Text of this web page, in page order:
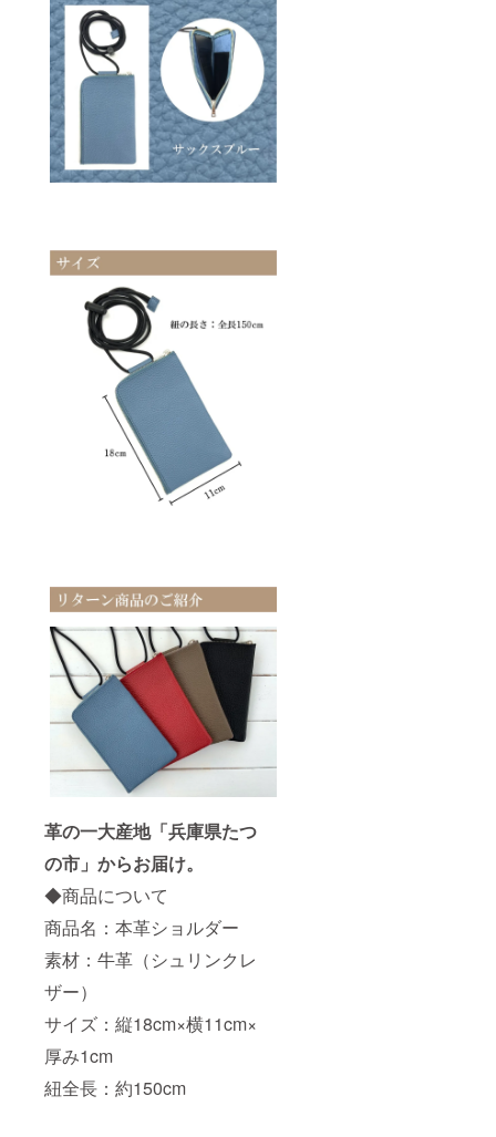
革の一大産地「兵庫県たつ
の市」からお届け。
◆商品について
商品名：本革ショルダー
素材：牛革（シュリンクレ
ザー）
サイズ：縦18cm×横11cm×
厚み1cm
紐全長：約150cm